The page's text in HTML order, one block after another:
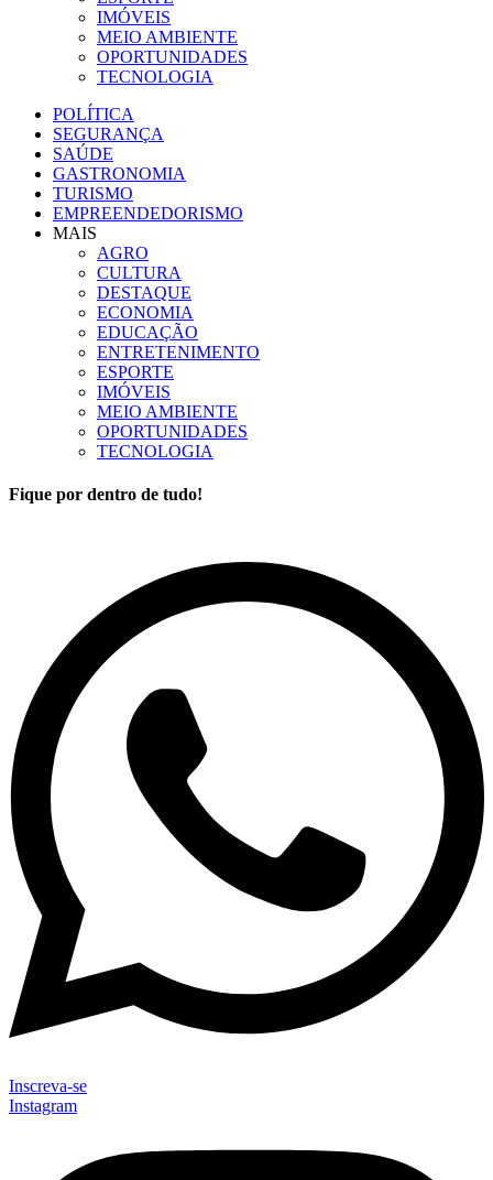
IMÓVEIS
MEIO AMBIENTE
OPORTUNIDADES
TECNOLOGIA
POLÍTICA
SEGURANÇA
SAÚDE
GASTRONOMIA
TURISMO
EMPREENDEDORISMO
MAIS
AGRO
CULTURA
DESTAQUE
ECONOMIA
EDUCAÇÃO
ENTRETENIMENTO
ESPORTE
IMÓVEIS
MEIO AMBIENTE
OPORTUNIDADES
TECNOLOGIA
Fique por dentro de tudo!
Inscreva-se
Instagram